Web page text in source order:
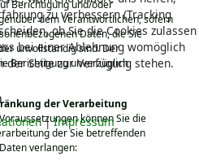
Berichtigung und/oder
dem Verantwortlichen, sofern
Daten, die Sie
unvollständig sind. Der
Berichtigung unverzüglich
der Verarbeitung
können Sie die
der Sie betreffenden
verlangen:
zu verbessern (Tracking
ob Sie die Cookies zulassen
bei einer Ablehnung womöglich
Seite zur Verfügung stehen.
|Impressum